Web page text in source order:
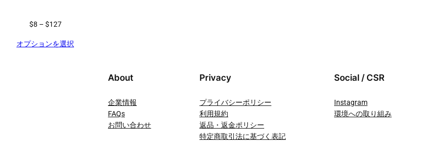
$8 – $127価
帯
オプションを選択
About
企業情報
FAQs
お問い合わせ
Privacy
プライバシーポリシー
利用規約
返品・返金ポリシー
特定商取引法に基づく表記
Social / CSR
Instagram
環境への取り組み